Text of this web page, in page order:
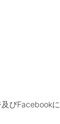
びFacebookに